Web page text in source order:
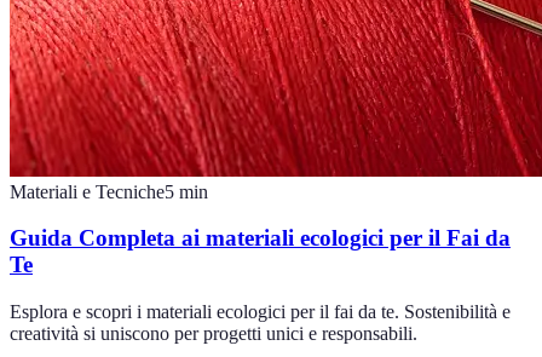
Materiali e Tecniche5 min
Guida Completa ai materiali ecologici per il Fai da
Te
Esplora e scopri i materiali ecologici per il fai da te. Sostenibilità e
creatività si uniscono per progetti unici e responsabili.